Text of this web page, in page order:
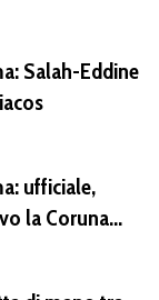
Salah-Eddine
ufficiale,
la Coruna